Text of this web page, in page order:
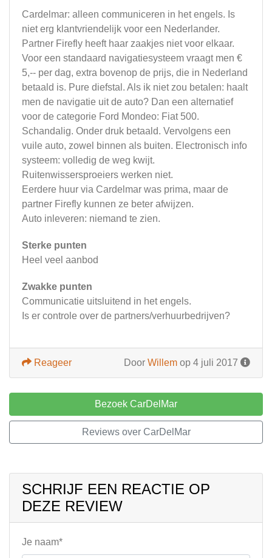
Cardelmar: alleen communiceren in het engels. Is
niet erg klantvriendelijk voor een Nederlander.
Partner Firefly heeft haar zaakjes niet voor elkaar.
Voor een standaard navigatiesysteem vraagt men €
5,-- per dag, extra bovenop de prijs, die in Nederland
betaald is. Pure diefstal. Als ik niet zou betalen: haalt
men de navigatie uit de auto? Dan een alternatief
voor de categorie Ford Mondeo: Fiat 500.
Schandalig. Onder druk betaald. Vervolgens een
vuile auto, zowel binnen als buiten. Electronisch info
systeem: volledig de weg kwijt.
Ruitenwissersproeiers werken niet.
Eerdere huur via Cardelmar was prima, maar de
partner Firefly kunnen ze beter afwijzen.
Auto inleveren: niemand te zien.
Sterke punten
Heel veel aanbod
Zwakke punten
Communicatie uitsluitend in het engels.
Is er controle over de partners/verhuurbedrijven?
Door Willem op 4 juli 2017
Reageer
Bezoek CarDelMar
Reviews over CarDelMar
SCHRIJF EEN REACTIE OP
DEZE REVIEW
Je naam*